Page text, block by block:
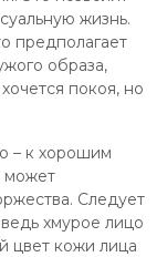
жизнь.
предполагает
образа,
покоя, но
– к хорошим
может
Следует
хмурое лицо
цвет кожи лица